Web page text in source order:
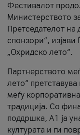
Фестивалот
Министерството
Претседателот
спонзори“,
„Охридско лето“.
Партнерството
лето“
меѓу
традиција. Со
поддршка, A1 ја
културата и ги